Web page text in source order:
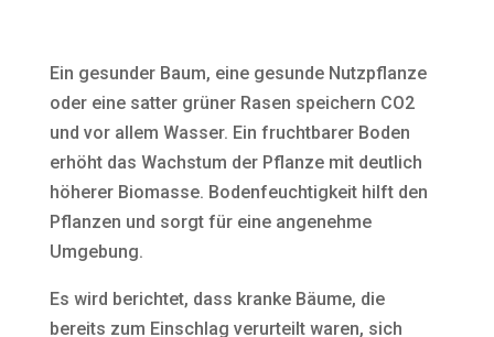
Ein gesunder Baum, eine gesunde Nutzpflanze
oder eine satter grüner Rasen speichern CO2
und vor allem Wasser. Ein fruchtbarer Boden
erhöht das Wachstum der Pflanze mit deutlich
höherer Biomasse. Bodenfeuchtigkeit hilft den
Pflanzen und sorgt für eine angenehme
Umgebung.
Es wird berichtet, dass kranke Bäume, die
bereits zum Einschlag verurteilt waren, sich